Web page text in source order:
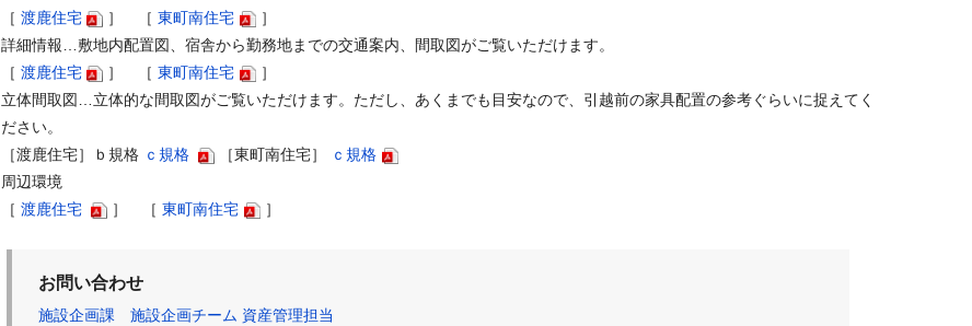
［ 渡鹿住宅 ］ ［東町南住宅
］
詳細情報…敷地内配置図、宿舎から勤務地までの交通案内、間取図がご覧いただけます。
［ 渡鹿住宅 ］ ［東町南住宅
］
立体間取図…立体的な間取図がご覧いただけます。ただし、あくまでも目安なので、引越前の家具配置の参考ぐらいに捉えてく
ださい。
［渡鹿住宅］ｂ規格 ｃ規格 ［東町南住宅］
ｃ規格
周辺環境
［ 渡鹿住宅 ］ ［東町南住宅 ］
お問い合わせ
施設企画課 施設企画チーム 資産管理担当